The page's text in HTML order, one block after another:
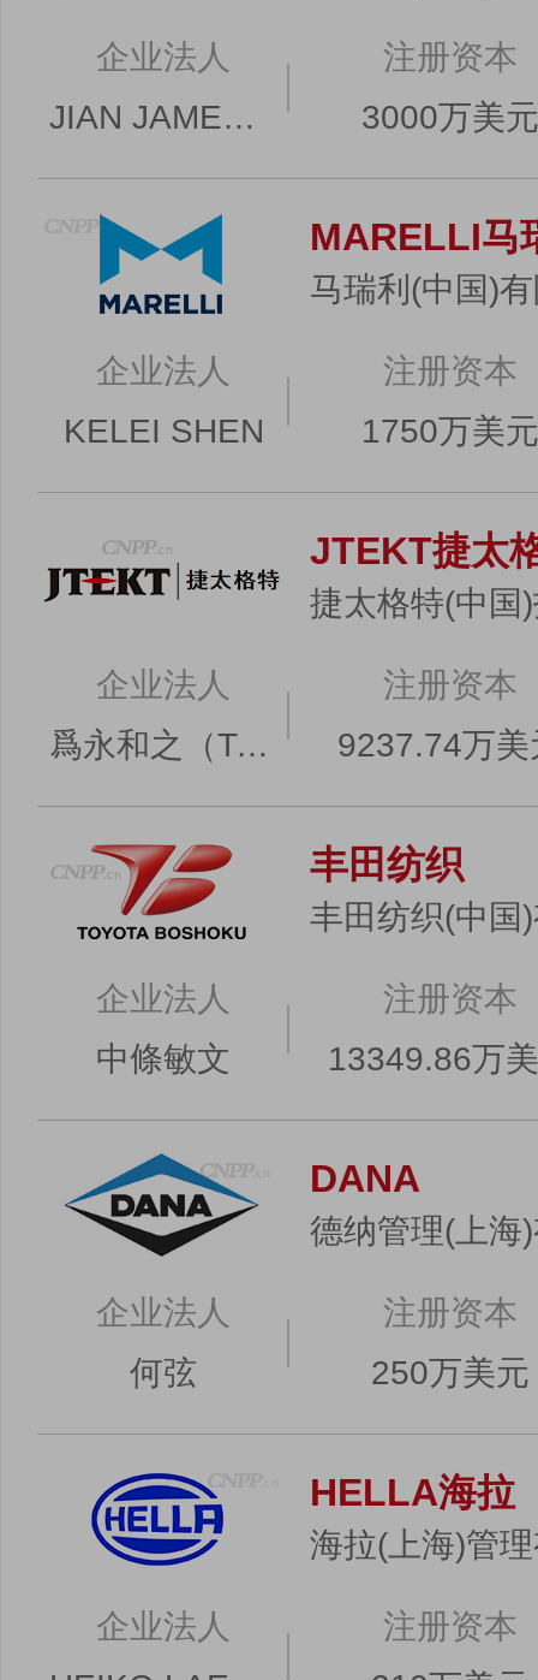
企业法人
JIAN JAMES HUANG
注册资本
3000万美元
MARELLI马
马瑞利(中国)
企业法人
KELEI SHEN
注册资本
1750万美元
JTEKT捷太
捷太格特(中国
企业法人
爲永和之（TAMENAGA KAZUYUKI）
注册资本
9237.74万美
丰田纺织
丰田纺织(中国
企业法人
中條敏文
注册资本
13349.86万
DANA
德纳管理(上海
企业法人
何弦
注册资本
250万美元
HELLA海拉
海拉(上海)管
企业法人
注册资本